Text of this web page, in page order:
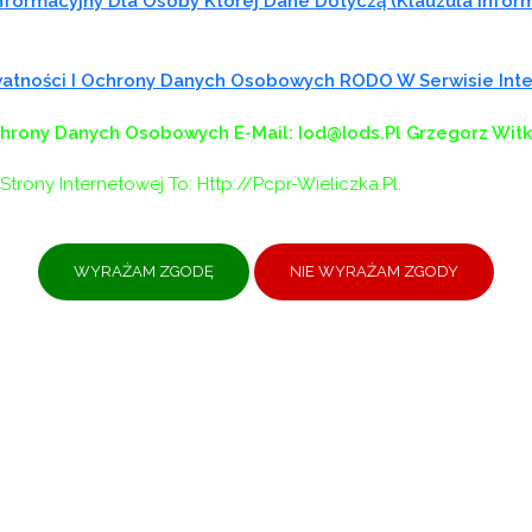
I Ochrony Danych Osobowych RODO W Serwisie
Danych Osobowych E-Mail: Iod@iods.pl Grzegorz
Internetowej To: Http://pcpr-Wieliczka.pl.
DO POBRANIA PONIŻEJ
diagnostycznej, która została opracowana na
Wielickim.